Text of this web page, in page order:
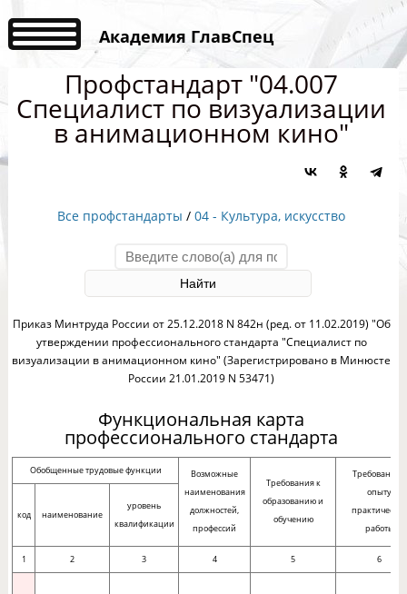
Академия ГлавСпец
Профстандарт "04.007
Специалист по визуализации
в анимационном кино"
Все профстандарты /04 - Культура, искусство
Приказ Минтруда России от 25.12.2018 N 842н (ред. от 11.02.2019) "Об
утверждении профессионального стандарта "Специалист по
визуализации в анимационном кино" (Зарегистрировано в Минюсте
России 21.01.2019 N 53471)
Функциональная карта
профессионального стандарта
Обобщенные трудовые функции
Возможные
наименования
должностей,
профессий
Требования к
образованию и
обучению
Требования к
опыту
практической
работы
код наименование
уровень
квалификации
1 2 3 4 5 6